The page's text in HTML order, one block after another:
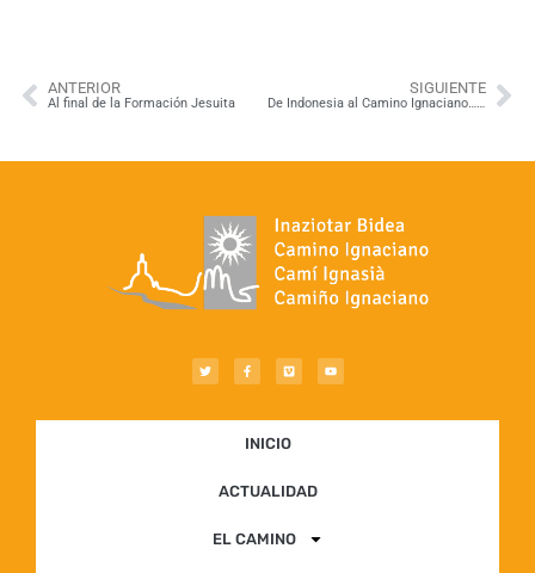
ANTERIOR
Al final de la Formación Jesuita
SIGUIENTE
De Indonesia al Camino Ignaciano… ¡un largo Camino para encontrar a Dios en todo!
INICIO
ACTUALIDAD
EL CAMINO